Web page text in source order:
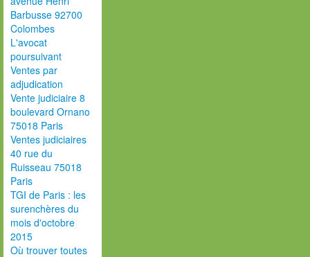
Barbusse 92700
Colombes
L'avocat
poursuivant
Ventes par
adjudication
Vente judiciaire 8
boulevard Ornano
75018 Paris
Ventes judiciaires
40 rue du
Ruisseau 75018
Paris
TGI de Paris : les
surenchères du
mois d'octobre
2015
Où trouver toutes